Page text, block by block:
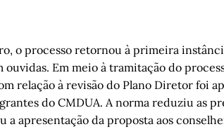
o processo retornou à primeira
ouvidas. Em meio à tramitação do
relação à revisão do Plano Diretor foi
do CMDUA. A norma reduziu as
a apresentação da proposta aos